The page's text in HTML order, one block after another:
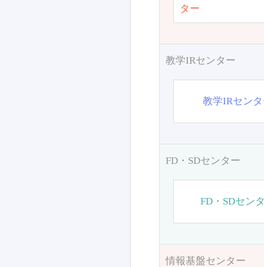
ター
教学IRセンター
教学IRセン
FD・SDセンター
FD・SDセン
情報基盤センター